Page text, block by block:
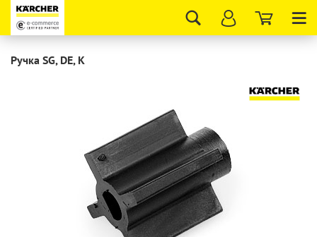
Ручка SG, DE, K